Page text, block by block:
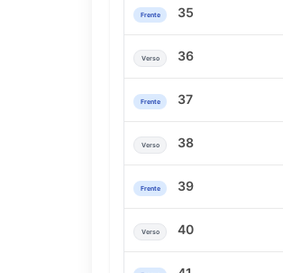
Frente 35
Verso 36
Frente 37
Verso 38
Frente 39
Verso 40